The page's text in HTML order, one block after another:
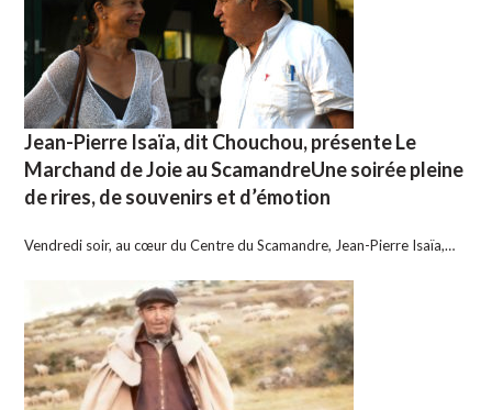
Jean-Pierre Isaïa, dit Chouchou, présente Le
Marchand de Joie au ScamandreUne soirée pleine
de rires, de souvenirs et d’émotion
Vendredi soir, au cœur du Centre du Scamandre, Jean-Pierre Isaïa,…